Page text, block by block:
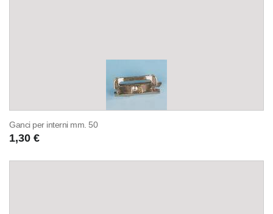
Ganci per interni mm. 50
1,30 €